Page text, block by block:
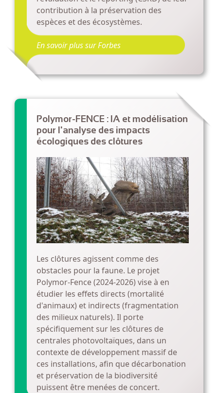
contribution à la préservation des
espèces et des écosystèmes.
En savoir plus sur Forbes
Polymor-FENCE : IA et modélisation
pour l'analyse des impacts
écologiques des clôtures
Les clôtures agissent comme des
obstacles pour la faune. Le projet
Polymor-Fence (2024-2026) vise à en
étudier les effets directs (mortalité
d'animaux) et indirects (fragmentation
des milieux naturels). Il porte
spécifiquement sur les clôtures de
centrales photovoltaïques, dans un
contexte de développement massif de
ces installations, afin que décarbonation
et préservation de la biodiversité
puissent être menées de concert.